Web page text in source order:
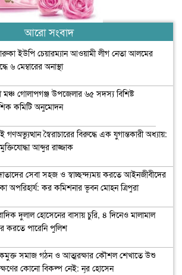
আরো সংবাদ
ইউপি চেয়ারম্যান আওয়ামী লীগ নেতা আলমের
৬ মেম্বারের অনাস্থা
মঞ্চ গোলাপগঞ্জ উপজেলার ৬৫ সদস্য বিশিষ্ট
কমিটি অনুমোদন
গণঅভ্যুত্থান স্বৈরাচারের বিরুদ্ধে এক যুগান্তকারী অধ্যায়:
আব্দুর রাজ্জাক
সেবা সহজ ও স্বাচ্ছন্দ্যময় করতে আইনজীবীদের
অপরিহার্য: কর কমিশনার ভূবন মোহন ত্রিপুরা
দুলাল হোসেনের বাসায় চুরি, ৪ দিনেও মালামাল
করতে পারেনি পুলিশ
সমাজ গঠন ও আত্মরক্ষার কৌশল শেখাতে উশু
কোনো বিকল্প নেই: নূর হোসেন